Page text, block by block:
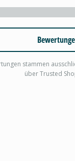
stammen
über Trusted